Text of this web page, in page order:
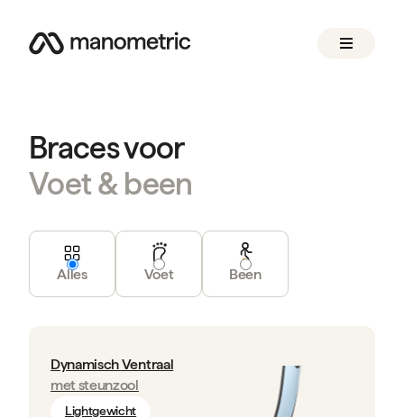
Braces voor
Voet & been
Alles Voet Been
Dynamisch Ventraal
met steunzool
Lightgewicht